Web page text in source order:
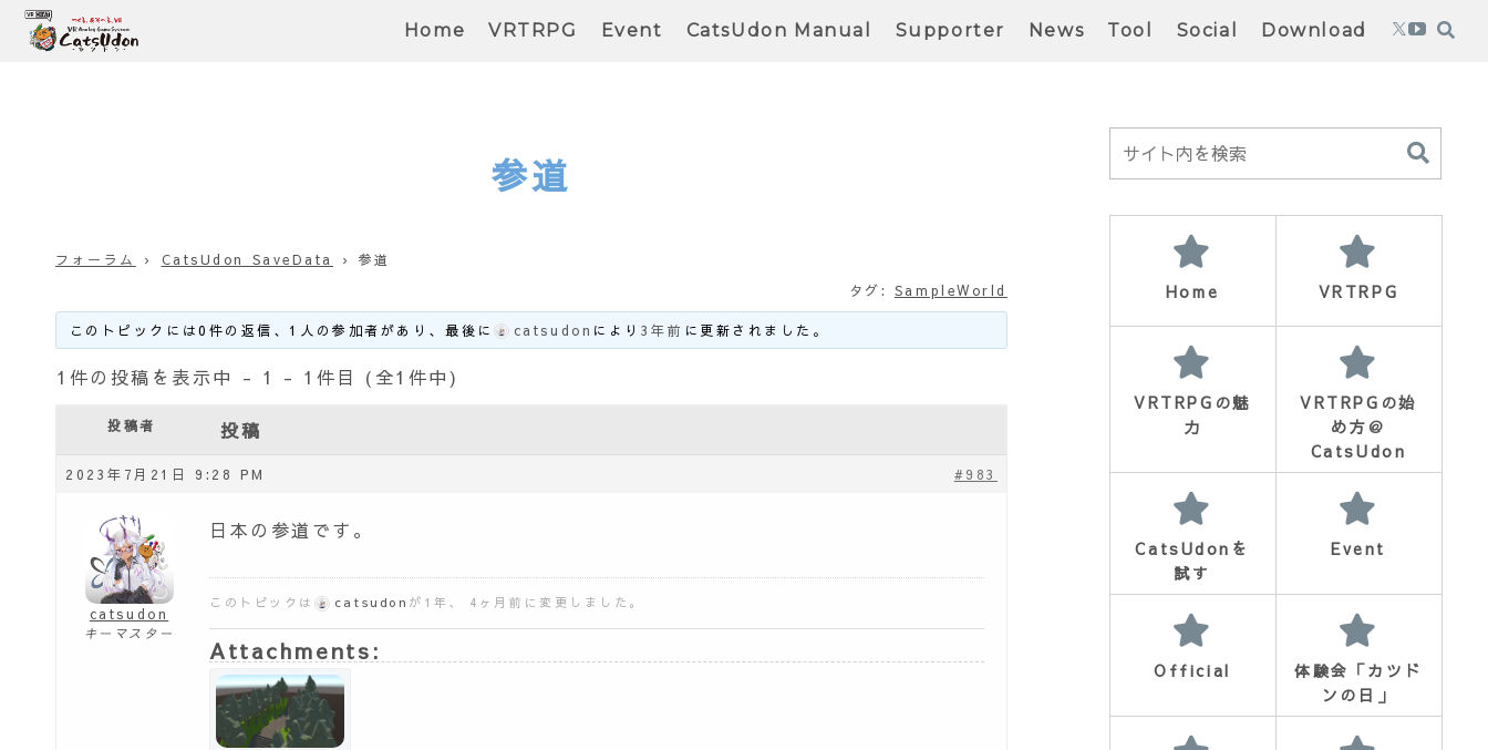
Home VRTRPG Event CatsUdon Manual Supporter News Tool Social Download
参道
フォーラム › CatsUdon SaveData ›
参道
タグ: SampleWorld
このトピックには0件の返信、1人の参加者があり、最後に catsudon により 3年前 に更新されました。
1件の投稿を表示中 - 1 - 1件目 (全1件中)
投稿者 投稿
2023年7月21日 9:28 PM #983
catsudon
キーマスター
日本の参道です。
このトピックは catsudon が1年、 4ヶ月前に変更しました。
Attachments:
Home VRTRPG
VRTRPGの魅
力
VRTRPGの始
め方＠
CatsUdon
CatsUdonを
試す
Event
Official
体験会「カツド
ンの日」